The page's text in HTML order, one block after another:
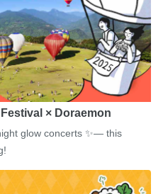
× Doraemon
glow concerts ✨— this